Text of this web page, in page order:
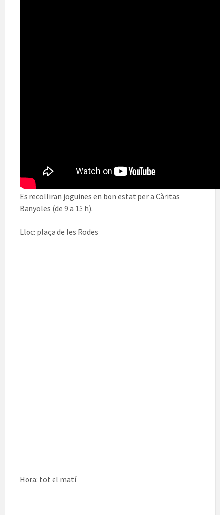
Es recolliran joguines en bon estat per a Càritas
Banyoles (de 9 a 13 h).
Lloc: plaça de les Rodes
Hora: tot el matí